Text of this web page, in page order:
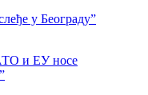
у Београду”
и ЕУ носе